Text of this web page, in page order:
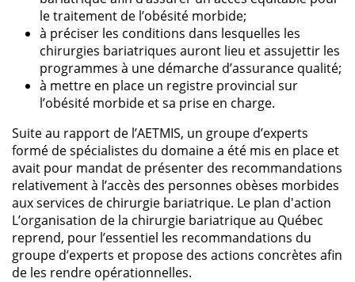
le traitement de l’obésité morbide;
à préciser les conditions dans lesquelles les
chirurgies bariatriques auront lieu et assujettir les
programmes à une démarche d’assurance qualité;
à mettre en place un registre provincial sur
l’obésité morbide et sa prise en charge.
Suite au rapport de l’AETMIS, un groupe d’experts
formé de spécialistes du domaine a été mis en place et
avait pour mandat de présenter des recommandations
relativement à l’accès des personnes obèses morbides
aux services de chirurgie bariatrique. Le plan d'action
L’organisation de la chirurgie bariatrique au Québec
reprend, pour l’essentiel les recommandations du
groupe d’experts et propose des actions concrètes afin
de les rendre opérationnelles.